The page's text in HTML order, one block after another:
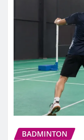
BADMINTON